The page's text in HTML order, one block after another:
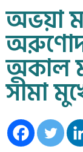
অভয়া
অকাল
সীমা